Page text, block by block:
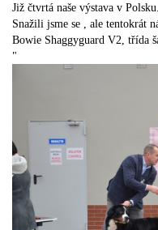
Již čtvrtá naše výstava v
Snažili jsme se , ale tentokrát
Bowie Shaggyguard V2, třída
"